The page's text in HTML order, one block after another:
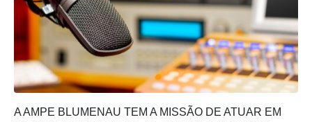
A AMPE BLUMENAU TEM A MISSÃO DE ATUAR EM